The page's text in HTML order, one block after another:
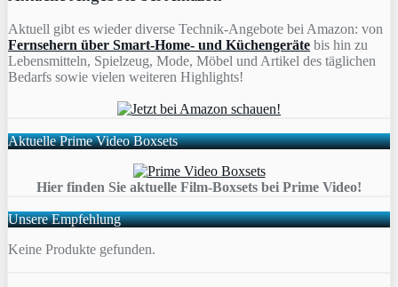
Aktuell gibt es wieder diverse Technik-Angebote bei Amazon: von
Fernsehern über Smart-Home- und Küchengeräte bis hin zu
Lebensmitteln, Spielzeug, Mode, Möbel und Artikel des täglichen
Bedarfs sowie vielen weiteren Highlights!
Aktuelle Prime Video Boxsets
Hier finden Sie aktuelle Film-Boxsets bei Prime Video!
Unsere Empfehlung
Keine Produkte gefunden.